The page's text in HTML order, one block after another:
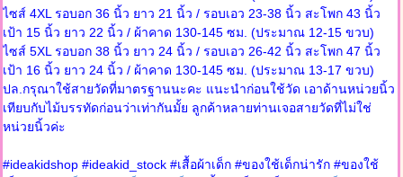
ไซส์ 4XL รอบอก 36 นิ้ว ยาว 21 นิ้ว / รอบเอว 23-38 นิ้ว สะโพก 43 นิ้ว
เป้า 15 นิ้ว ยาว 22 นิ้ว / ผ้าคาด 130-145 ซม. (ประมาณ 12-15 ขวบ)
ไซส์ 5XL รอบอก 38 นิ้ว ยาว 24 นิ้ว / รอบเอว 26-42 นิ้ว สะโพก 47 นิ้ว
เป้า 16 นิ้ว ยาว 24 นิ้ว / ผ้าคาด 130-145 ซม. (ประมาณ 13-17 ขวบ)
ปล.กรุณาใช้สายวัดที่มาตรฐานนะคะ แนะนำก่อนใช้วัด เอาด้านหน่วยนิ้ว
เทียบกับไม้บรรทัดก่อนว่าเท่ากันมั้ย ลูกค้าหลายท่านเจอสายวัดที่ไม่ใช่
หน่วยนิ้วค่ะ
#ideakidshop #ideakid_stock #เสื้อผ้าเด็ก #ของใช้เด็กน่ารัก #ของใช้